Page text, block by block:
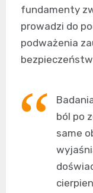
fundamenty
prowadzi do
podważenia
ból po
same